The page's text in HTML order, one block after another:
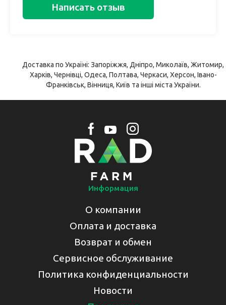
Написать отзыв
Доставка по Україні: Запоріжжя, Дніпро, Миколаїв, Житомир,
Харків, Чернівці, Одеса, Полтава, Черкаси, Херсон, Івано-
Франківськ, Вінниця, Київ та інші міста України.
Информация
О компании
Оплата и доставка
Возврат и обмен
Сервисное обслуживание
Политика конфиденциальности
Новости